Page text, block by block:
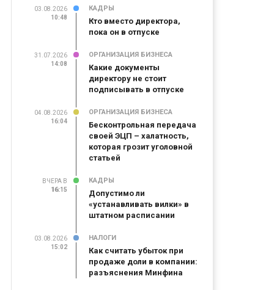
03.08.2026
10:48
КАДРЫ
Кто вместо директора,
пока он в отпуске
31.07.2026
14:08
ОРГАНИЗАЦИЯ БИЗНЕСА
Какие документы
директору не стоит
подписывать в отпуске
04.08.2026
16:04
ОРГАНИЗАЦИЯ БИЗНЕСА
Бесконтрольная передача
своей ЭЦП – халатность,
которая грозит уголовной
статьей
ВЧЕРА В
16:15
16:15
КАДРЫ
Допустимо ли
«устанавливать вилки» в
штатном расписании
03.08.2026
15:02
НАЛОГИ
Как считать убыток при
продаже доли в компании:
разъяснения Минфина